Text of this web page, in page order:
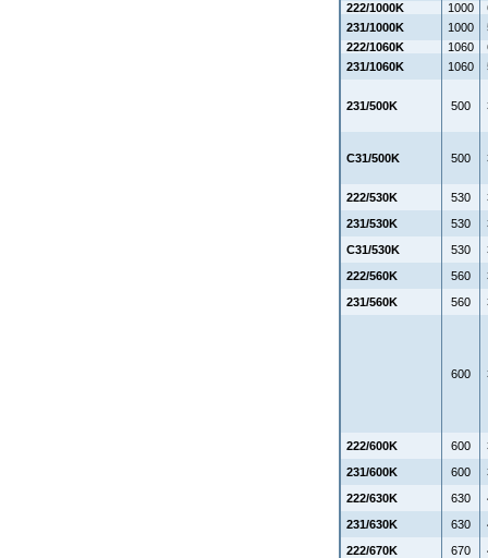
222/1000K
1000
231/1000K
1000
222/1060K
1060
231/1060K
1060
231/500K 500
C31/500K 500
222/530K 530
231/530K
530
C31/530K
530
222/560K
560
231/560K
560
600
222/600K 600
231/600K
600
222/630K
630
231/630K
630
222/670K
670